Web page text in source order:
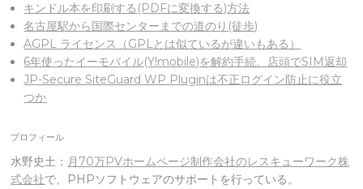
キンドル本を印刷する(PDFに変換する)方法
名古屋駅から国際センターまでの道のり(徒歩)
AGPL ライセンス（GPLとは似ているが違いもある）
6年使ったイーモバイル(Y!mobile)を解約手続。店頭でSIM返却
JP-Secure SiteGuard WP Pluginは不正ログイン防止に役立
つか
プロフィール
水野史土： 月70万PVホームページ制作会社のレスキューワーク株
式会社で、PHPソフトウェアのサポートを行っている。